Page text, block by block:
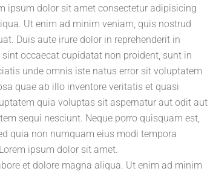
ipsum dolor sit amet consectetur adipisicing
Ut enim ad minim veniam, quis nostrud
Duis aute irure dolor in reprehenderit in
occaecat cupidatat non proident, sunt in
unde omnis iste natus error sit voluptatem
quae ab illo inventore veritatis et quasi
quia voluptas sit aspernatur aut odit aut
sequi nesciunt. Neque porro quisquam est,
quia non numquam eius modi tempora
ipsum dolor sit amet.
et dolore magna aliqua. Ut enim ad minim